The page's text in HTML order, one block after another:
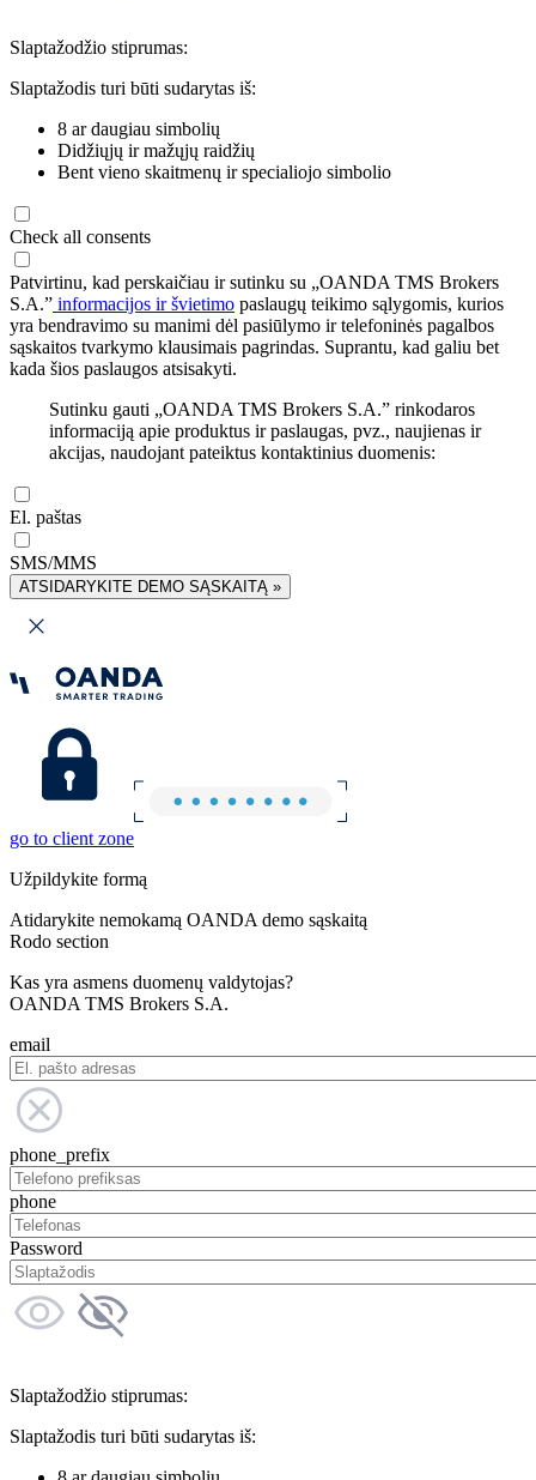
Slaptažodžio stiprumas:
Slaptažodis turi būti sudarytas iš:
8 ar daugiau simbolių
Didžiųjų ir mažųjų raidžių
Bent vieno skaitmenų ir specialiojo simbolio
Check all consents
Patvirtinu, kad perskaičiau ir sutinku su „OANDA TMS Brokers
S.A.” informacijos ir švietimo paslaugų teikimo sąlygomis, kurios
yra bendravimo su manimi dėl pasiūlymo ir telefoninės pagalbos
sąskaitos tvarkymo klausimais pagrindas. Suprantu, kad galiu bet
kada šios paslaugos atsisakyti.
Sutinku gauti „OANDA TMS Brokers S.A.” rinkodaros
informaciją apie produktus ir paslaugas, pvz., naujienas ir
akcijas, naudojant pateiktus kontaktinius duomenis:
El. paštas
SMS/MMS
ATSIDARYKITE DEMO SĄSKAITĄ »
go to client zone
Užpildykite formą
Atidarykite nemokamą OANDA demo sąskaitą
Rodo section
Kas yra asmens duomenų valdytojas?
OANDA TMS Brokers S.A.
email
phone_prefix
phone
Password
Slaptažodžio stiprumas:
Slaptažodis turi būti sudarytas iš: